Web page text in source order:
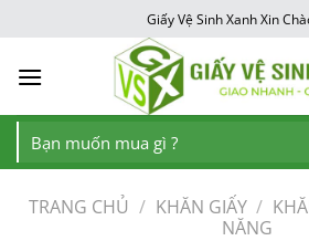
đến
nội
Giấy Vệ Sinh Xanh Xin
Tìm
kiếm:
TRANG CHỦ / KHĂN GIẤY /
NĂNG